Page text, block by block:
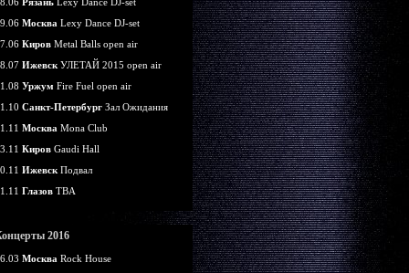
Москва Lexy Dance DJ-set
Киров Metal Balls open air
Ижевск УЛЕТАЙ 2015 open air
Уржум Fire Fuel open air
Санкт-Петербург Зал Ожидания
Москва Mona Club
Киров Gaudi Hall
Ижевск Подвал
Глазов TBA
2016
Москва Rock House